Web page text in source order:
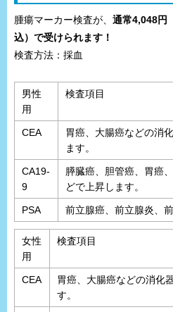
腫瘍マーカー検査が、 通常4,048円
込）で受けられます！
検査方法：採血
男性
用
検査項目
CEA
胃癌、大腸癌などの消
ます。
CA19-
9
膵臓癌、胆管癌、胃癌
どで上昇します。
PSA 前立腺癌、前立腺炎、
女性
用
検査項目
CEA
胃癌、大腸癌などの消化
す。